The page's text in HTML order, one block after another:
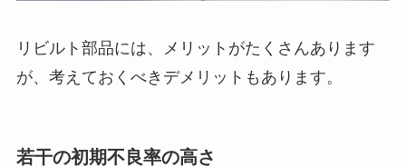
リビルト部品には、メリットがたくさんあります
が、考えておくべきデメリットもあります。
若干の初期不良率の高さ